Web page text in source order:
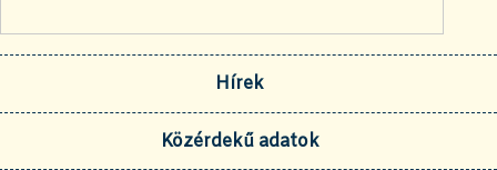
Hírek
Közérdekű adatok